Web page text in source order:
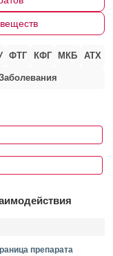
ФТГ КФГ МКБ АТХ
препарата